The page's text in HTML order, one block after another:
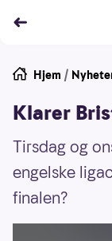
Hjem /
Klarer
Tirsdag og
engelske
finalen?